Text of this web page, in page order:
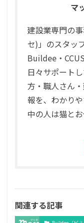
マ
建設業専門の
セ)」のスタッ
Buildee・
日々サポート
方・職人さん
報を、わかり
中の人は猫と
関連する記事